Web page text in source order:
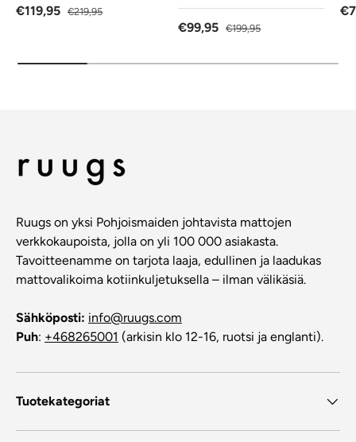
Alennushinta
€119,95 Normaalihinta
€219,95
Alennushinta
€99,95 Normaalihinta
€199,95
Ruugs on yksi Pohjoismaiden johtavista mattojen
verkkokaupoista, jolla on yli 100 000 asiakasta.
Tavoitteenamme on tarjota laaja, edullinen ja laadukas
mattovalikoima kotiinkuljetuksella – ilman välikäsiä.
Sähköposti: info@ruugs.com
Puh: +468265001 (arkisin klo 12-16, ruotsi ja englanti).
Tuotekategoriat